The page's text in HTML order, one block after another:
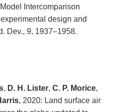
Intercomparison
design and
Dev., 9, 1937–1958.
, D. H. Lister,C. P. Morice,
, 2020: Land surface air